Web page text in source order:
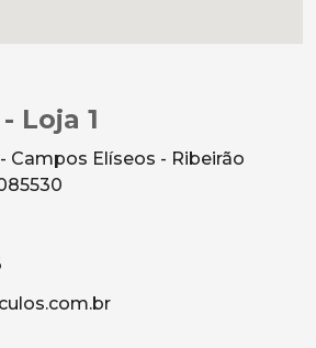
Loja 1
Campos Elíseos - Ribeirão